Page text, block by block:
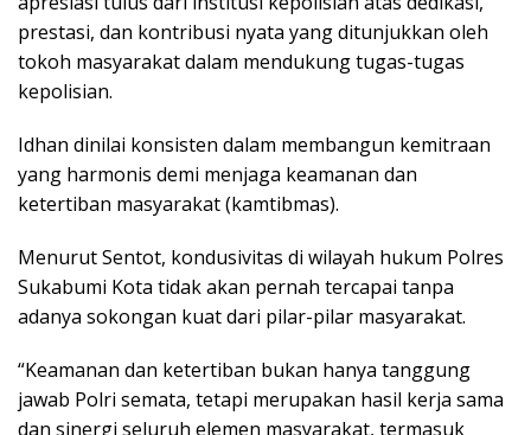
prestasi, dan kontribusi nyata yang ditunjukkan oleh
tokoh masyarakat dalam mendukung tugas-tugas
kepolisian.
Idhan dinilai konsisten dalam membangun kemitraan
yang harmonis demi menjaga keamanan dan
ketertiban masyarakat (kamtibmas).
Menurut Sentot, kondusivitas di wilayah hukum Polres
Sukabumi Kota tidak akan pernah tercapai tanpa
adanya sokongan kuat dari pilar-pilar masyarakat.
“Keamanan dan ketertiban bukan hanya tanggung
jawab Polri semata, tetapi merupakan hasil kerja sama
dan sinergi seluruh elemen masyarakat, termasuk